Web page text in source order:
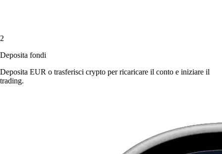
2
Deposita fondi
Deposita EUR o trasferisci crypto per ricaricare il conto e iniziare il
trading.